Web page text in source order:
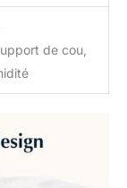
un
de cou,